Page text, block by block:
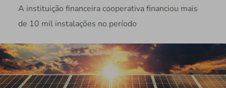
A instituição financeira cooperativa financiou mais
de 10 mil instalações no período